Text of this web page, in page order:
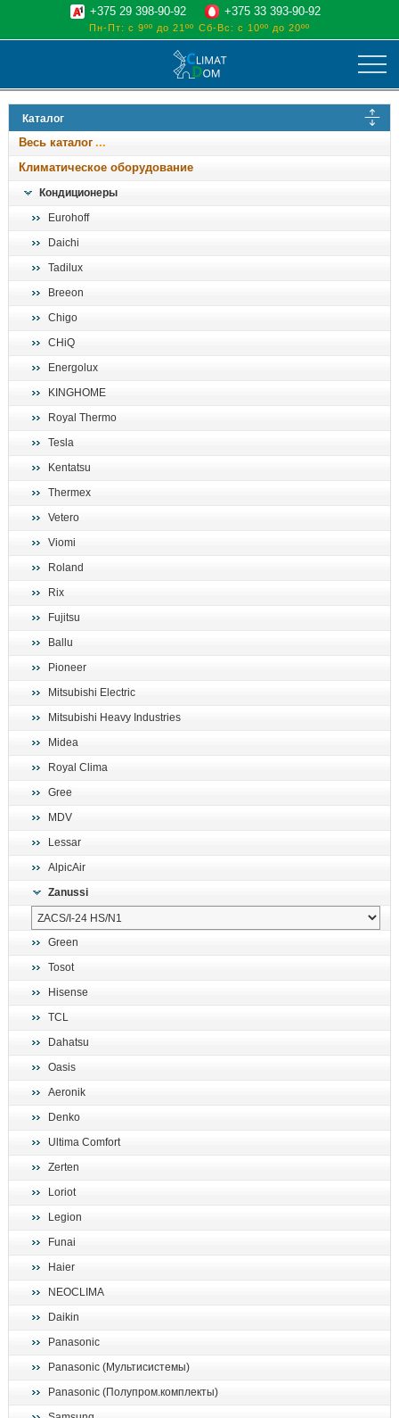
климат
отопительные котлы
водоснабжение
+375 29 398-90-92 +375 33 393-90-92
Пн-Пт: с 9ºº до 21ºº Сб-Вс: с 10ºº до 20ºº
Каталог
Весь каталог
Климатическое оборудование
Кондиционеры
Eurohoff
Daichi
Tadilux
Breeon
Chigo
CHiQ
Energolux
KINGHOME
Royal Thermo
Tesla
Kentatsu
Thermex
Vetero
Viomi
Roland
Rix
Fujitsu
Ballu
Pioneer
Mitsubishi Electric
Mitsubishi Heavy Industries
Midea
Royal Clima
Gree
MDV
Lessar
AlpicAir
Zanussi
Green
Tosot
Hisense
TCL
Dahatsu
Oasis
Aeronik
Denko
Ultima Comfort
Zerten
Loriot
Legion
Funai
Haier
NEOCLIMA
Daikin
Panasonic
Panasonic (Мультисистемы)
Panasonic (Полупром.комплекты)